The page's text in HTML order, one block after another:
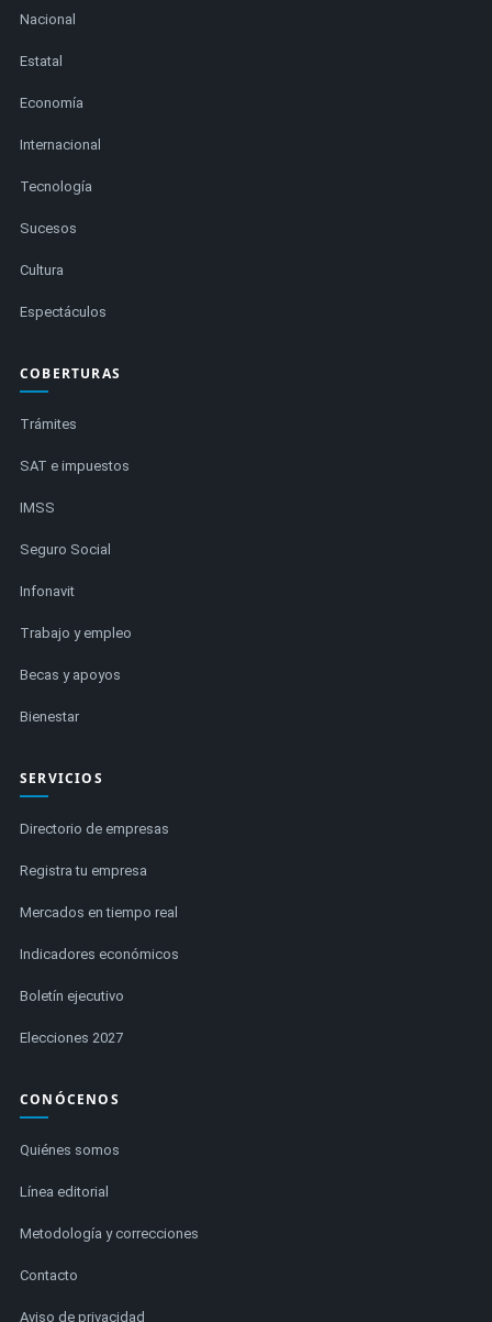
Nacional
Estatal
Economía
Internacional
Tecnología
Sucesos
Cultura
Espectáculos
COBERTURAS
Trámites
SAT e impuestos
IMSS
Seguro Social
Infonavit
Trabajo y empleo
Becas y apoyos
Bienestar
SERVICIOS
Directorio de empresas
Registra tu empresa
Mercados en tiempo real
Indicadores económicos
Boletín ejecutivo
Elecciones 2027
CONÓCENOS
Quiénes somos
Línea editorial
Metodología y correcciones
Contacto
Aviso de privacidad